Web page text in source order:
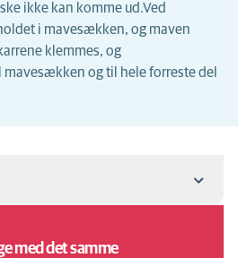
ikke kan komme ud.Ved
i mavesækken, og maven
klemmes, og
og til hele forreste del
med det samme